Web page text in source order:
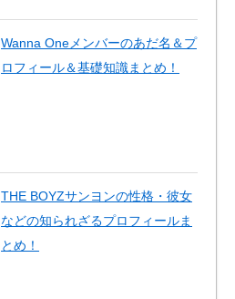
Wanna Oneメンバーのあだ名＆プ
ロフィール＆基礎知識まとめ！
THE BOYZサンヨンの性格・彼女
などの知られざるプロフィールま
とめ！